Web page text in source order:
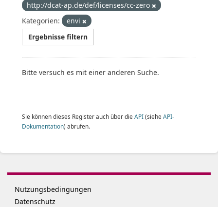
http://dcat-ap.de/def/licenses/cc-zero
Kategorien:
envi
Ergebnisse filtern
Bitte versuch es mit einer anderen Suche.
Sie können dieses Register auch über die API(siehe API-
Dokumentation) abrufen.
Nutzungsbedingungen
Datenschutz